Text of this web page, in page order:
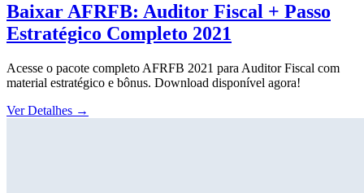
Baixar AFRFB: Auditor Fiscal + Passo
Estratégico Completo 2021
Acesse o pacote completo AFRFB 2021 para Auditor Fiscal com
material estratégico e bônus. Download disponível agora!
Ver Detalhes →